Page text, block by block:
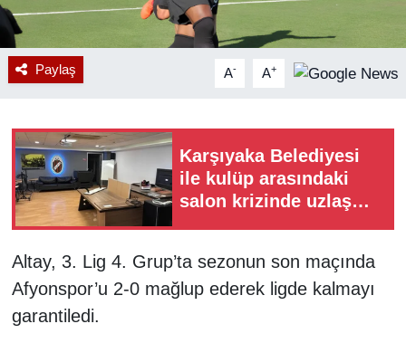
Paylaş A- A+
Karşıyaka Belediyesi
ile kulüp arasındaki
salon krizinde uzlaşma
Altay, 3. Lig 4. Grup’ta sezonun son maçında
Afyonspor’u 2-0 mağlup ederek ligde kalmayı
garantiledi.